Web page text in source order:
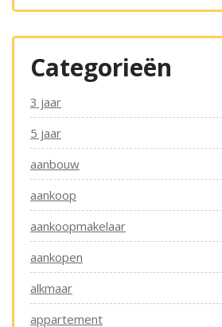
Categorieën
3 jaar
5 jaar
aanbouw
aankoop
aankoopmakelaar
aankopen
alkmaar
appartement